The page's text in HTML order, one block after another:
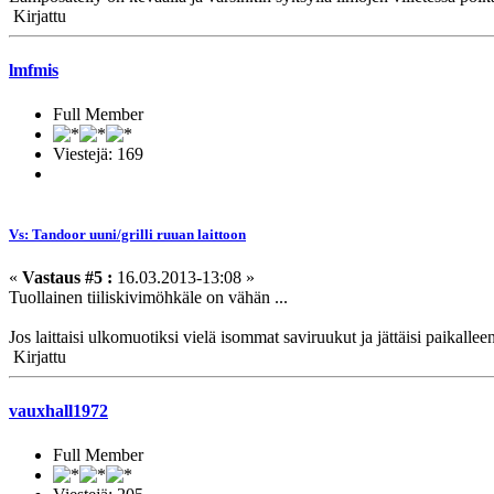
Kirjattu
lmfmis
Full Member
Viestejä: 169
Vs: Tandoor uuni/grilli ruuan laittoon
« Vastaus #5 : 16.03.2013-13:08 »
Tuollainen tiiliskivimöhkäle on vähän ...
Jos laittaisi ulkomuotiksi vielä isommat saviruukut ja jättäisi
Kirjattu
vauxhall1972
Full Member